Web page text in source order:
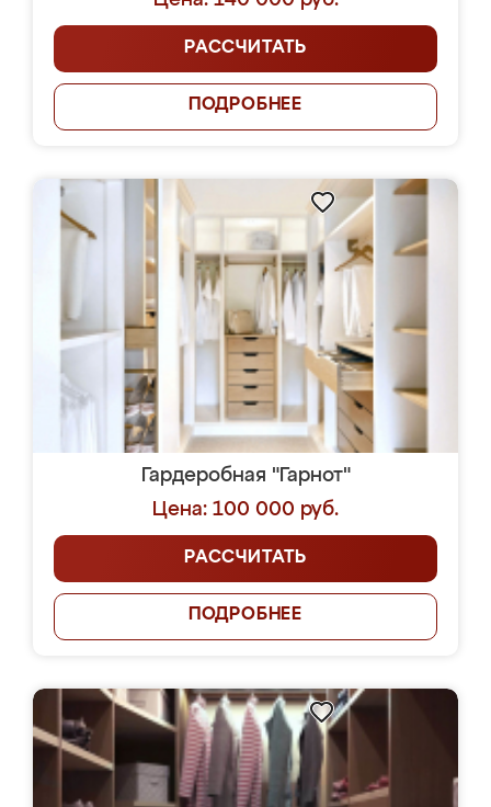
РАССЧИТАТЬ
ПОДРОБНЕЕ
Гардеробная "Гарнот"
Цена: 100 000 руб.
РАССЧИТАТЬ
ПОДРОБНЕЕ